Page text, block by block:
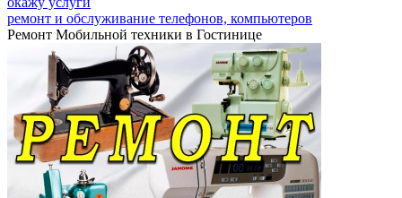
ремонт и обслуживание телефонов, компьютеров
Ремонт Мобильной техники в Гостинице